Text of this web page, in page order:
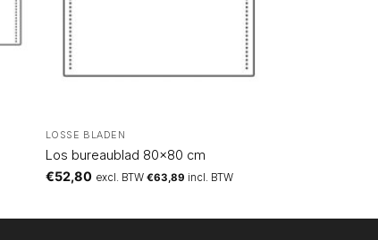
LOSSE BLADEN
Los bureaublad 80×80 cm
€52,80 excl. BTW €63,89 incl. BTW